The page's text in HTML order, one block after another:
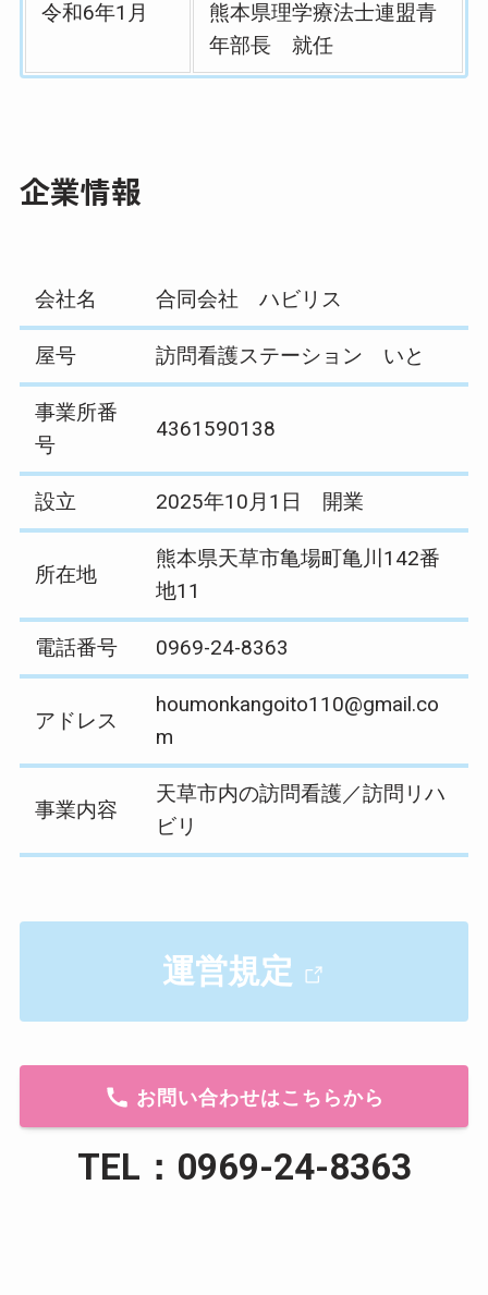
令和6年1月
熊本県理学療法士連盟青
年部長 就任
企業情報
会社名 合同会社 ハビリス
屋号 訪問看護ステーション いと
事業所番
号
4361590138
設立 2025年10月1日 開業
所在地
熊本県天草市亀場町亀川142番
地11
電話番号 0969-24-8363
アドレス
houmonkangoito110@gmail.co
m
事業内容
天草市内の訪問看護／訪問リハ
ビリ
運営規定
お問い合わせはこちらから
TEL：0969-24-8363